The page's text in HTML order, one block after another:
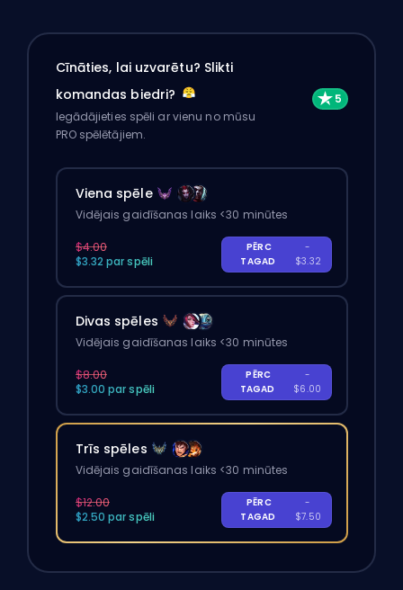
Cīnāties, lai uzvarētu? Slikti
komandas biedri?
Iegādājieties spēli ar vienu no mūsu
PRO spēlētājiem.
Viena spēle
Vidējais gaidīšanas laiks <30 minūtes
$4.00
$3.32 par spēli
PĒRC
TAGAD
-
$3.32
Divas spēles
Vidējais gaidīšanas laiks <30 minūtes
$8.00
$3.00 par spēli
PĒRC
TAGAD
-
$6.00
Trīs spēles
Vidējais gaidīšanas laiks <30 minūtes
$12.00
$2.50 par spēli
PĒRC
TAGAD
-
$7.50